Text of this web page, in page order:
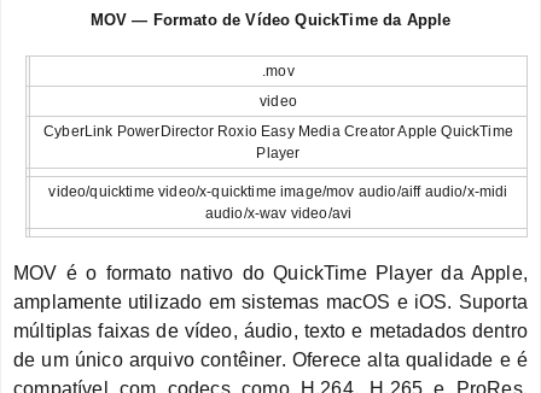
MOV — Formato de Vídeo QuickTime da Apple
.mov
video
CyberLink PowerDirector Roxio Easy Media Creator Apple QuickTime
Player
video/quicktime video/x-quicktime image/mov audio/aiff audio/x-midi
audio/x-wav video/avi
MOV é o formato nativo do QuickTime Player da Apple,
amplamente utilizado em sistemas macOS e iOS. Suporta
múltiplas faixas de vídeo, áudio, texto e metadados dentro
de um único arquivo contêiner. Oferece alta qualidade e é
compatível com codecs como H.264, H.265 e ProRes.